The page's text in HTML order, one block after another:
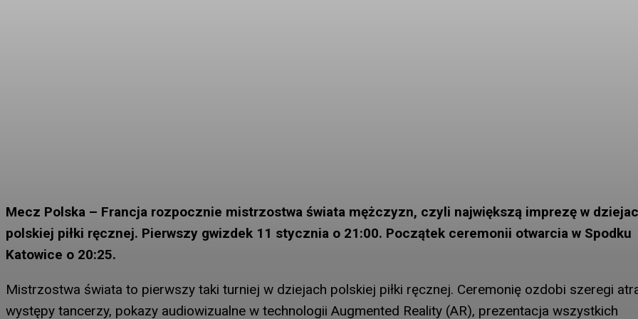
Mecz Polska – Francja rozpocznie mistrzostwa świata mężczyzn, czyli największą imprezę w
polskiej piłki ręcznej. Pierwszy gwizdek 11 stycznia o 21:00. Początek ceremonii otwarcia w Spodku
Katowice o 20:25.
Mistrzostwa świata to pierwszy taki turniej w dziejach polskiej piłki ręcznej. Ceremonię ozdobi szeregi
występy tancerzy, pokazy audiowizualne w technologii Augmented Reality (AR), prezentacja wszystkich